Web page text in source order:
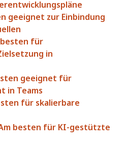
geeignet zur Einbindung
besten für
in
geeignet für
in Teams
für skalierbare
besten für KI-gestützte